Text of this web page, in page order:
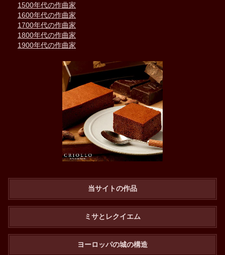
1500年代の作曲家
1600年代の作曲家
1700年代の作曲家
1800年代の作曲家
1900年代の作曲家
当サイトの作品
ミサとレクイエム
ヨーロッパの城の構造